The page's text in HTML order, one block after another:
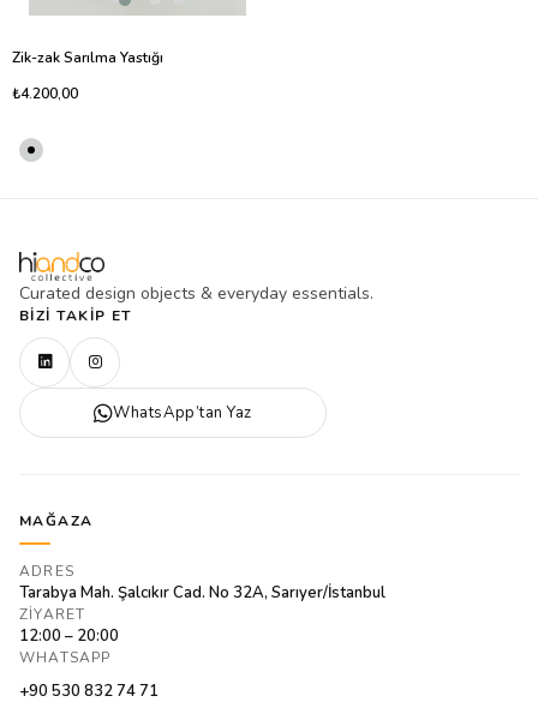
Zik-zak Sarılma Yastığı
₺4.200,00
Curated design objects & everyday essentials.
BIZI TAKIP ET
WhatsApp’tan Yaz
MAĞAZA
ADRES
Tarabya Mah. Şalcıkır Cad. No 32A, Sarıyer/İstanbul
ZIYARET
12:00 – 20:00
WHATSAPP
+90 530 832 74 71